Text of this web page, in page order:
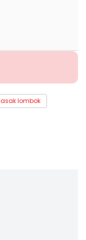
lombok